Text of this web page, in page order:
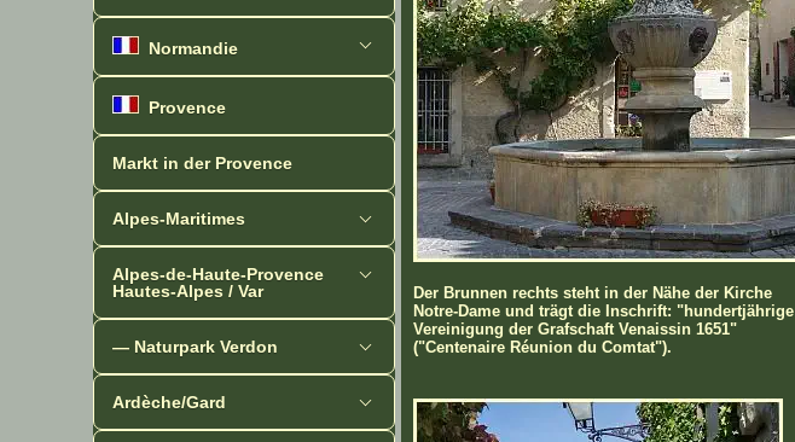
Normandie
Provence
Markt in der Provence
Alpes-Maritimes
Alpes-de-Haute-Provence
Hautes-Alpes / Var
— Naturpark Verdon
Ardèche/Gard
Der Brunnen rechts steht in der Nähe der Kirche
Notre-Dame und trägt die Inschrift: "hundertjährige
Vereinigung der Grafschaft Venaissin 1651"
("Centenaire Réunion du Comtat").